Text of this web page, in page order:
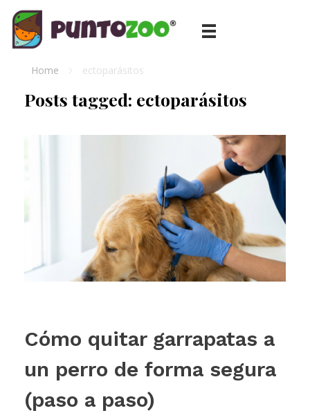
Home ectoparásitos
Posts tagged: ectoparásitos
Cómo quitar garrapatas a
un perro de forma segura
(paso a paso)